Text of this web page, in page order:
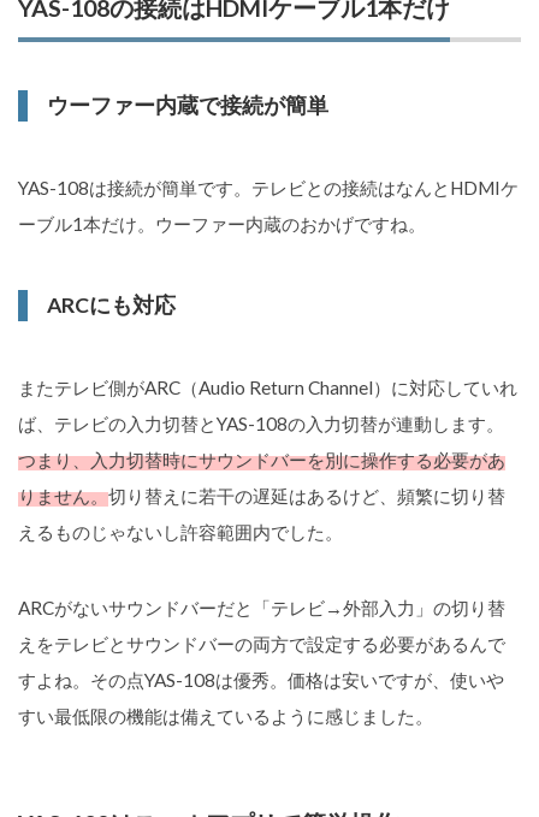
YAS-108の接続はHDMIケーブル1本だけ
ウーファー内蔵で接続が簡単
YAS-108は接続が簡単です。テレビとの接続はなんとHDMIケ
ーブル1本だけ。ウーファー内蔵のおかげですね。
ARCにも対応
またテレビ側がARC（Audio Return Channel）に対応していれ
ば、テレビの入力切替とYAS-108の入力切替が連動します。
つまり、入力切替時にサウンドバーを別に操作する必要があ
りません。切り替えに若干の遅延はあるけど、頻繁に切り替
えるものじゃないし許容範囲内でした。
ARCがないサウンドバーだと「テレビ→外部入力」の切り替
えをテレビとサウンドバーの両方で設定する必要があるんで
すよね。その点YAS-108は優秀。価格は安いですが、使いや
すい最低限の機能は備えているように感じました。